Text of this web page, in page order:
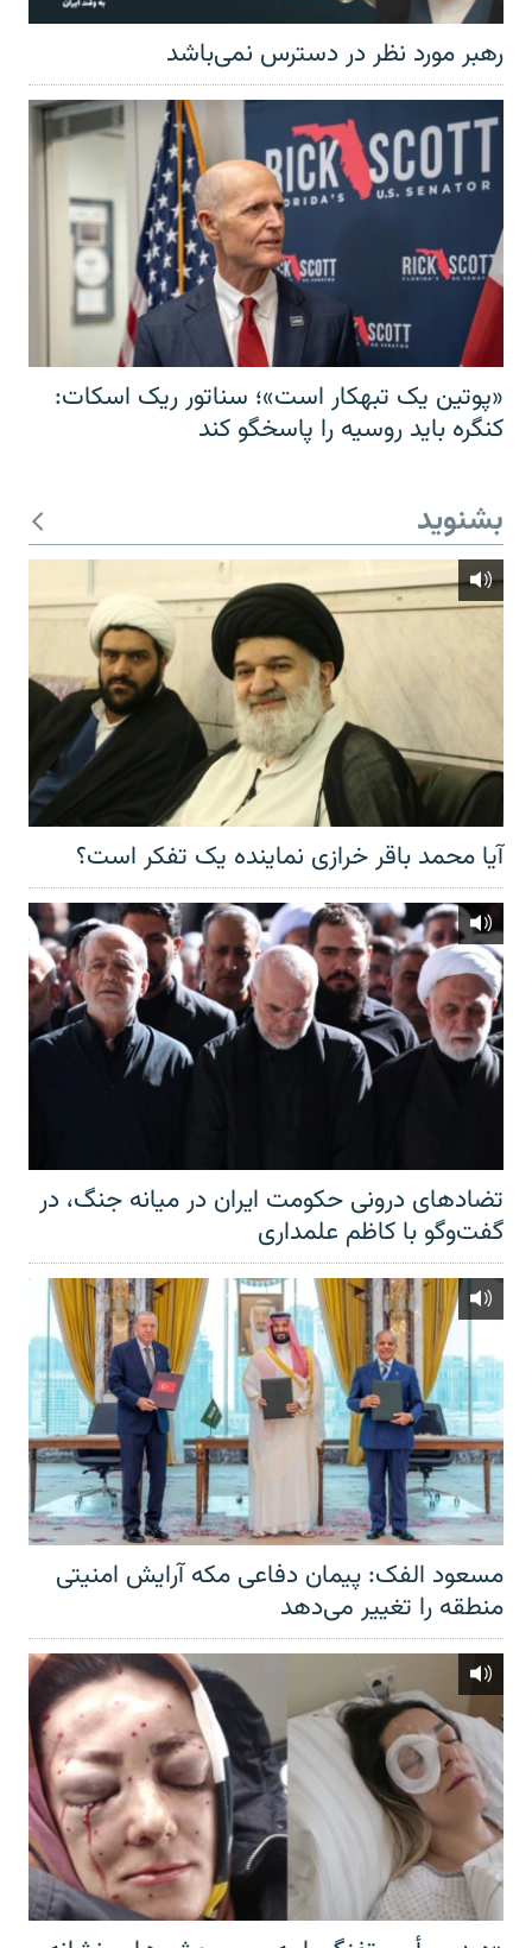
رهبر مورد نظر در دسترس نمی‌باشد
«پوتین یک تبهکار است»؛ سناتور ریک اسکات:
کنگره باید روسیه را پاسخگو کند
بشنوید
آیا محمد باقر خرازی نماینده یک تفکر است؟
تضادهای درونی حکومت ایران در میانه جنگ، در
گفت‌‌وگو با کاظم علمداری
مسعود الفک: پیمان دفاعی مکه آرایش امنیتی
منطقه را تغییر می‌دهد